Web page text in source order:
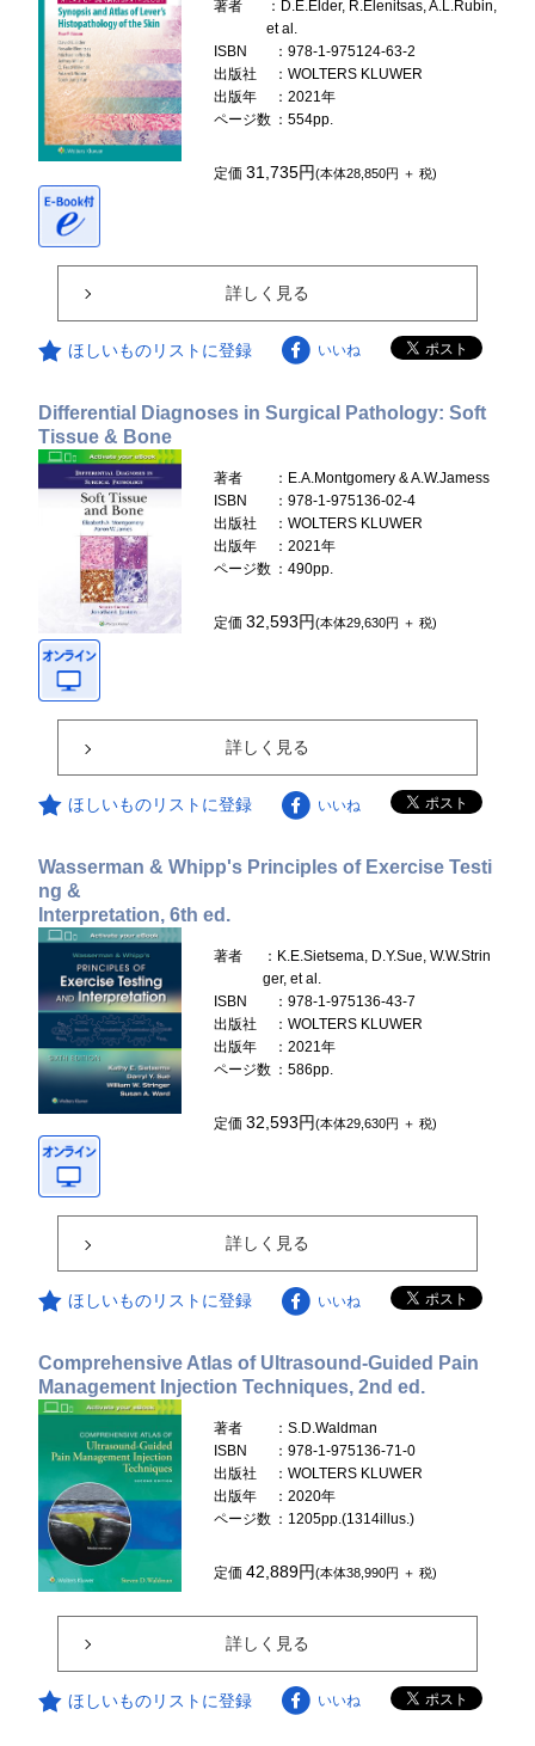
著者
：D.E.Elder, R.Elenitsas, A.L.Rubin,
et al.
ISBN
：978-1-975124-63-2
出版社
：WOLTERS KLUWER
出版年
：2021年
ページ数 ：554pp.
定価31,735円(本体28,850円 ＋ 税)
詳しく見る
ほしいものリストに登録 いいね
Differential Diagnoses in Surgical Pathology: Soft
Tissue & Bone
著者
：E.A.Montgomery & A.W.Jamess
ISBN
：978-1-975136-02-4
出版社
：WOLTERS KLUWER
出版年
：2021年
ページ数 ：490pp.
定価32,593円(本体29,630円 ＋ 税)
詳しく見る
ほしいものリストに登録 いいね
Wasserman & Whipp's Principles of Exercise Testi
ng &
Interpretation, 6th ed.
著者
：K.E.Sietsema, D.Y.Sue, W.W.Strin
ger, et al.
ISBN
：978-1-975136-43-7
出版社
：WOLTERS KLUWER
出版年
：2021年
ページ数 ：586pp.
定価32,593円(本体29,630円 ＋ 税)
詳しく見る
ほしいものリストに登録 いいね
Comprehensive Atlas of Ultrasound-Guided Pain
Management Injection Techniques, 2nd ed.
著者
：S.D.Waldman
ISBN
：978-1-975136-71-0
出版社
：WOLTERS KLUWER
出版年
：2020年
ページ数 ：1205pp.(1314illus.)
定価42,889円(本体38,990円 ＋ 税)
詳しく見る
ほしいものリストに登録 いいね